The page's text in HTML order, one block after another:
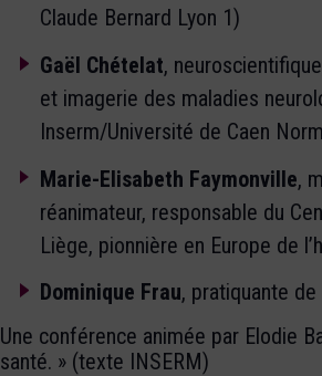
Claude Bernard Lyon 1)
Gaël Chételat,
et imagerie des maladies
Inserm/Université de Caen
Marie-Elisabeth Faymonville,
réanimateur, responsable du
Liège, pionnière en Europe de
Dominique Frau, pratiquante
Une conférence animée par Elodie
santé. » (texte INSERM)